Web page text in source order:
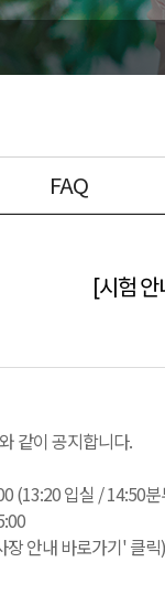
FAQ
[시험
같이 공지합니다.
(13:20 입실 / 14:50
안내 바로가기' 클릭)